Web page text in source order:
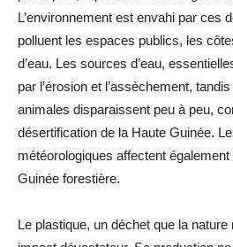
L’environnement est envahi par ces
polluent les espaces publics, les
d’eau. Les sources d’eau,
par l’érosion et l’assèchement,
animales disparaissent peu à peu,
désertification de la Haute Guinée.
météorologiques affectent
Guinée forestière.
Le plastique, un déchet que la nature